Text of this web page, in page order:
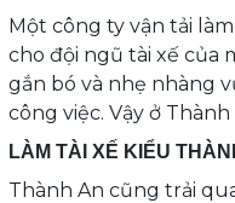
Một công ty vận tải
cho đội ngũ tài xế của
gắn bó và nhẹ nhàng
công việc. Vậy ở
LÀM TÀI XẾ KIỂU
Thành An cũng trải